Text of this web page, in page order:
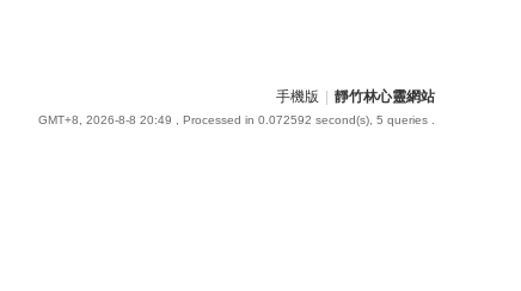
手機版 靜竹林心靈網站
GMT+8, 2026-8-8 20:49 , Processed in 0.072592 second(s), 5 queries .